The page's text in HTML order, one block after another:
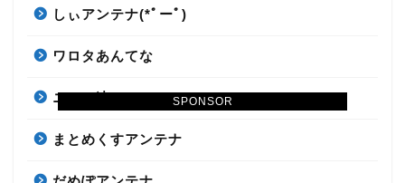
SPONSOR
しぃアンテナ(*ﾟーﾟ)
ワロタあんてな
ニュー速
まとめくすアンテナ